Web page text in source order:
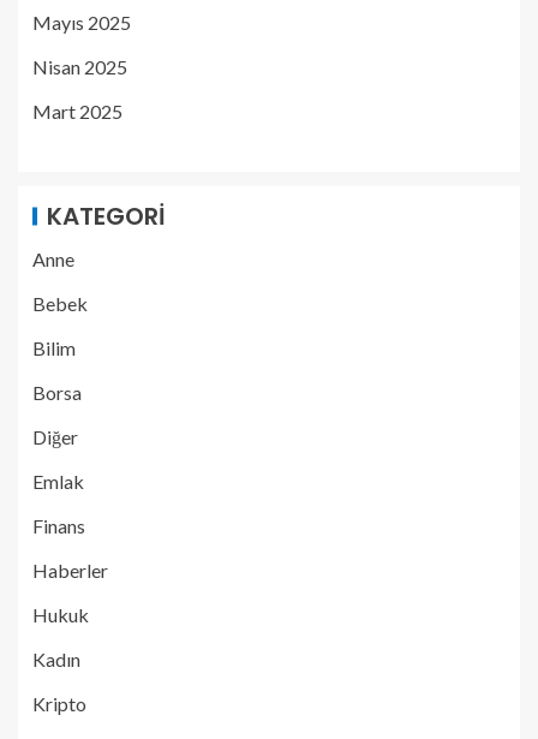
Mayıs 2025
Nisan 2025
Mart 2025
KATEGORI
Anne
Bebek
Bilim
Borsa
Diğer
Emlak
Finans
Haberler
Hukuk
Kadın
Kripto